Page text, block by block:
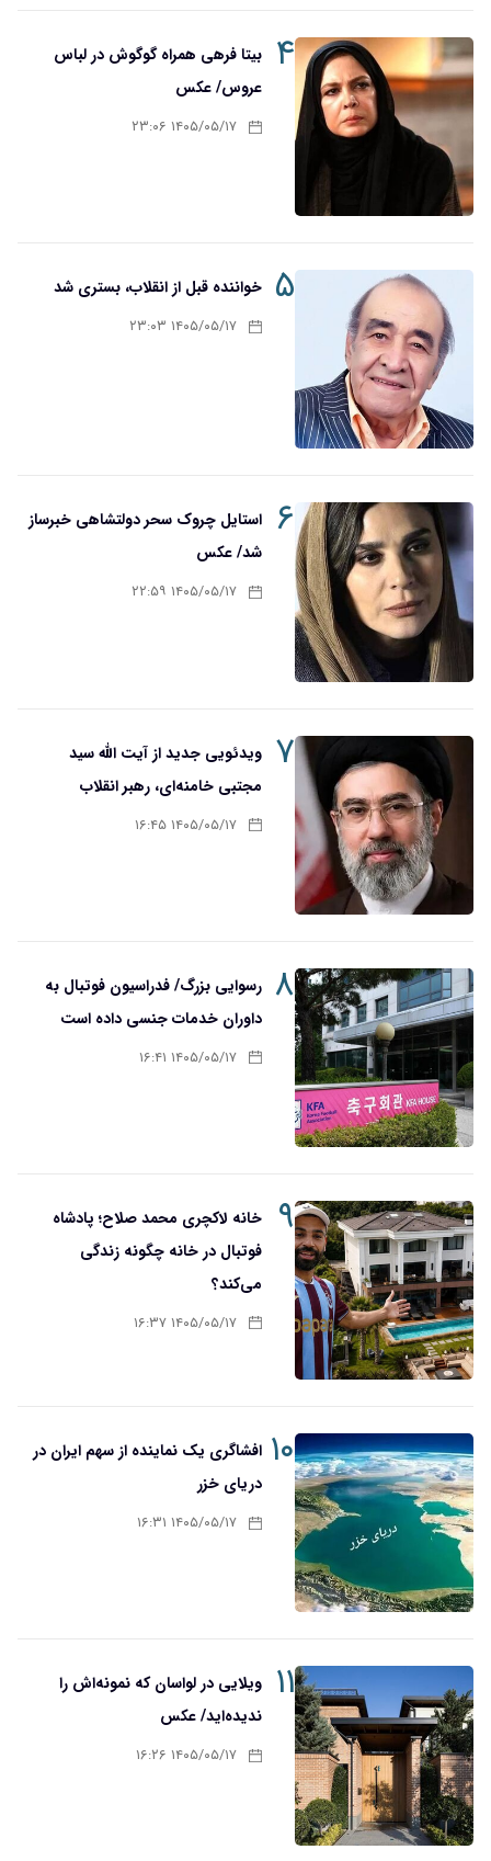
۴
بیتا فرهی همراه گوگوش در لباس
عروس/ عکس
۱۴۰۵/۰۵/۱۷ ۲۳:۰۶
۵ خواننده قبل از انقلاب، بستری شد
۱۴۰۵/۰۵/۱۷ ۲۳:۰۳
۶
استایل چروک سحر دولتشاهی خبرساز
شد/ عکس
۱۴۰۵/۰۵/۱۷ ۲۲:۵۹
۷ ویدئویی جدید از آیت الله سید
مجتبی خامنه‌ای، رهبر انقلاب
۱۴۰۵/۰۵/۱۷ ۱۶:۴۵
۸ رسوایی بزرگ/ فدراسیون فوتبال به
داوران خدمات جنسی داده است
۱۴۰۵/۰۵/۱۷ ۱۶:۴۱
۹
خانه لاکچری محمد صلاح؛ پادشاه
فوتبال در خانه چگونه زندگی
می‌کند؟
۱۴۰۵/۰۵/۱۷ ۱۶:۳۷
۱۰ افشاگری یک نماینده از سهم ایران در
دریای خزر
۱۴۰۵/۰۵/۱۷ ۱۶:۳۱
۱۱
ویلایی در لواسان که نمونه‌اش را
ندیده‌اید/ عکس
۱۴۰۵/۰۵/۱۷ ۱۶:۲۶